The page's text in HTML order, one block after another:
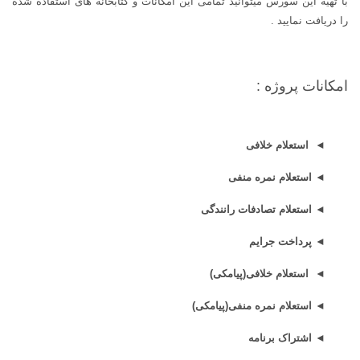
را دریافت نمایید .
امکانات پروژه :
◄ استعلام خلافی
◄ استعلام نمره منفی
◄ استعلام تصادفات رانندگی
◄ پرداخت جرایم
◄ استعلام خلافی(پیامکی)
◄ استعلام نمره منفی(پیامکی)
◄ اشتراک برنامه